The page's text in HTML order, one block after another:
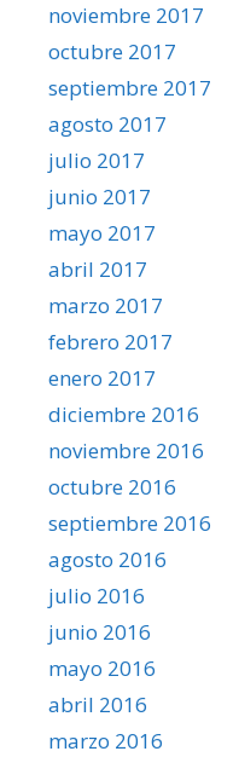
noviembre 2017
octubre 2017
septiembre 2017
agosto 2017
julio 2017
junio 2017
mayo 2017
abril 2017
marzo 2017
febrero 2017
enero 2017
diciembre 2016
noviembre 2016
octubre 2016
septiembre 2016
agosto 2016
julio 2016
junio 2016
mayo 2016
abril 2016
marzo 2016